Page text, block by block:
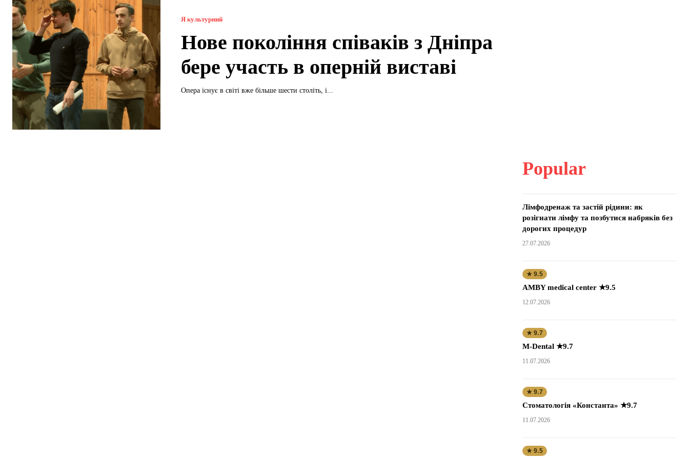
Я культурний
Нове покоління співаків з Дніпра
бере участь в оперній виставі
Опера існує в світі вже більше шести століть, і...
Popular
Лімфодренаж та застій рідини: як
розігнати лімфу та позбутися набряків без
дорогих процедур
27.07.2026
★ 9.5
AMBY medical center ★9.5
12.07.2026
★ 9.7
M-Dental ★9.7
11.07.2026
★ 9.7
Стоматологія «Константа» ★9.7
11.07.2026
★ 9.5